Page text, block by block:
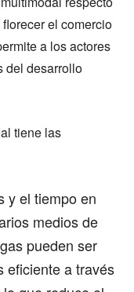
el comercio
a los actores
del desarrollo
tiene las
y el tiempo en
medios de
pueden ser
eficiente a través